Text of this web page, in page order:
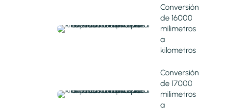
Conversión
de 16000
milimetros
a
kilometros
Conversión
de 17000
milimetros
a